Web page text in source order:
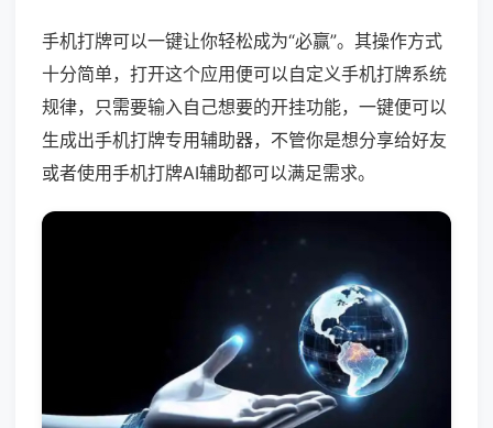
手机打牌可以一键让你轻松成为“必赢”。其操作方式
十分简单，打开这个应用便可以自定义手机打牌系统
规律，只需要输入自己想要的开挂功能，一键便可以
生成出手机打牌专用辅助器，不管你是想分享给好友
或者使用手机打牌AI辅助都可以满足需求。